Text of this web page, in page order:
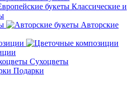
Классические и
Авторские
Сухоцветы
Подарки